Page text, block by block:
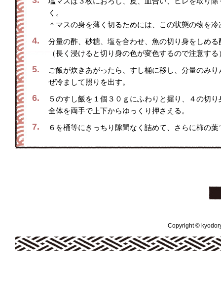
く。
＊マスの身を薄く切るためには、この状態の物を
4.
分量の酢、砂糖、塩を合わせ、魚の切り身をしめ
（長く浸けると切り身の色が変色するので注意する
5.
ご飯が炊きあがったら、すし桶に移し、分量のみ
ぜ冷まして照りを出す。
6.
５のすし飯を１個３０ｇにふわりと握り、４の切
全体を両手で上下からゆっくり押さえる。
7. ６を桶等にきっちり隙間なく詰めて、さらに柿の
Copyright ©